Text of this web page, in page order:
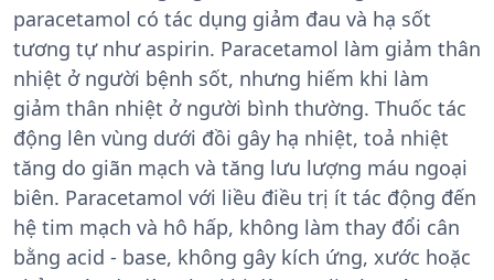
paracetamol có tác dụng giảm đau và hạ sốt
tương tự như aspirin. Paracetamol làm giảm thân
nhiệt ở người bệnh sốt, nhưng hiếm khi làm
giảm thân nhiệt ở người bình thường. Thuốc tác
động lên vùng dưới đồi gây hạ nhiệt, toả nhiệt
tăng do giãn mạch và tăng lưu lượng máu ngoại
biên. Paracetamol với liều điều trị ít tác động đến
hệ tim mạch và hô hấp, không làm thay đổi cân
bằng acid - base, không gây kích ứng, xước hoặc